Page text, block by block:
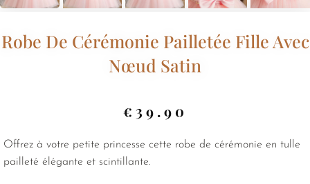
Robe De Cérémonie Pailletée Fille Avec
Nœud Satin
€ 39.90
Offrez à votre petite princesse cette robe de cérémonie en tulle
pailleté élégante et scintillante.